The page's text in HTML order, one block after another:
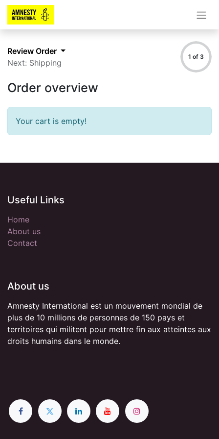
Review Order
Next: Shipping
1 of 3
Order overview
Your cart is empty!
Useful Links
Home
About us
Contact
About us
Amnesty International est un mouvement mondial de
plus de 10 millions de personnes de 150 pays et
territoires qui militent pour mettre fin aux atteintes aux
droits humains dans le monde.